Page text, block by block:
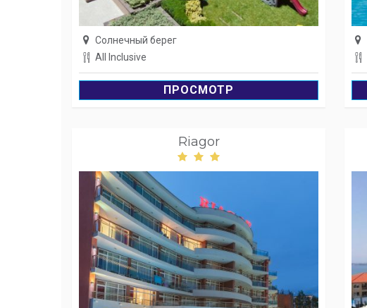
Солнечный берег
All Inclusive
ПРОСМОТР
Riagor